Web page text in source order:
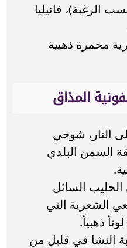
الرغبة)، فانيليا
محمرة ذهبية
المذاق
النار، شوحي
السمن البلدي
السائل
الشعرية التي
ذهبياً.
النشا في قليل من